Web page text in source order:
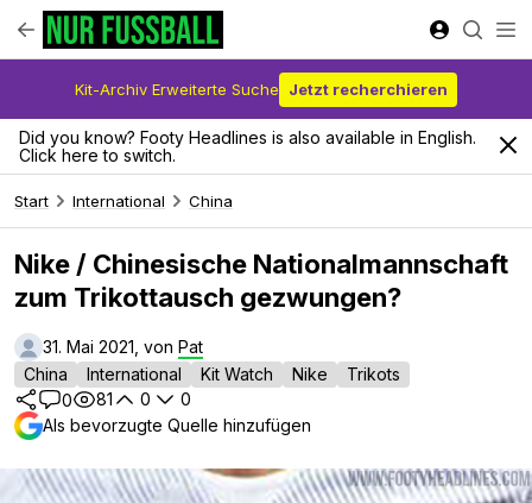
Kit-Archiv Erweiterte Suche Jetzt recherchieren
Did you know? Footy Headlines is also available in English.
Click here to switch.
Start International China
Nike / Chinesische Nationalmannschaft
zum Trikottausch gezwungen?
31. Mai 2021, von Pat
China
International Kit Watch Nike
Trikots
0
81 0
0
Als bevorzugte Quelle hinzufügen